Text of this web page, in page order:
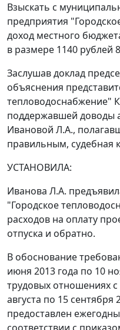
Взыскать с
предприятия
доход местного
в размере 1140 рублей
Заслушав доклад
объяснения
тепловодоснабжение"
поддержавшей доводы
Ивановой Л.А.,
правильным, судебная
УСТАНОВИЛА:
Иванова Л.А.
"Городское
расходов на оплату
отпуска и обратно.
В обоснование
июня 2013 года по 10
трудовых отношениях
августа по 15 сентября
предоставлен